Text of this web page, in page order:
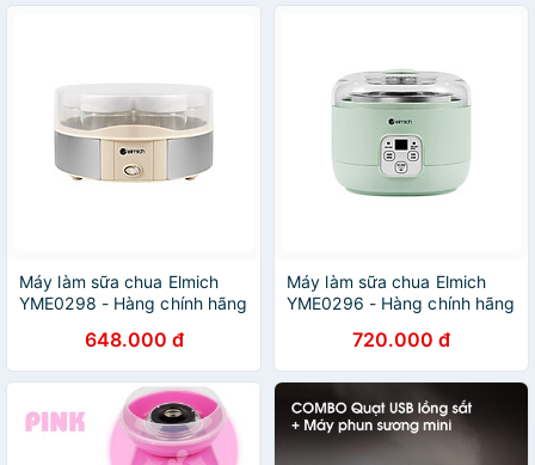
Máy làm sữa chua Elmich
YME0298 - Hàng chính hãng
648.000 đ
Máy làm sữa chua Elmich
YME0296 - Hàng chính hãng
720.000 đ